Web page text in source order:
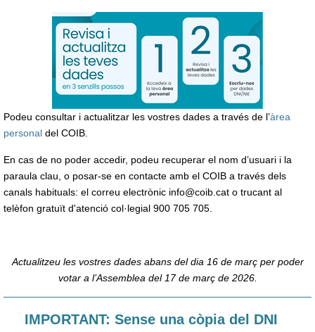
Podeu consultar i actualitzar les vostres dades a través de l’àrea
personal del COIB.
En cas de no poder accedir, podeu recuperar el nom d’usuari i la
paraula clau, o posar-se en contacte amb el COIB a través dels
canals habituals: el correu electrònic info@coib.cat o trucant al
telèfon gratuït d'atenció col·legial 900 705 705.
Actualitzeu les vostres dades abans del dia 16 de març per poder
votar a l’Assemblea del 17 de març de 2026.
IMPORTANT: Sense una còpia del DNI